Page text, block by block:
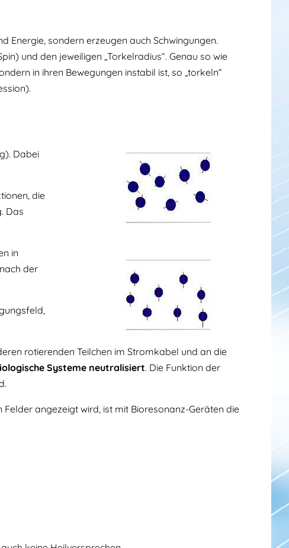
Energie, sondern erzeugen auch Schwingungen.
und den jeweiligen „Torkelradius“. Genau so wie
in ihren Bewegungen instabil ist, so „torkeln“
Dabei
die
Das
in
der
rotierenden Teilchen im Stromkabel und an die
Systeme neutralisiert. Die Funktion der
angezeigt wird, ist mit Bioresonanz-Geräten die